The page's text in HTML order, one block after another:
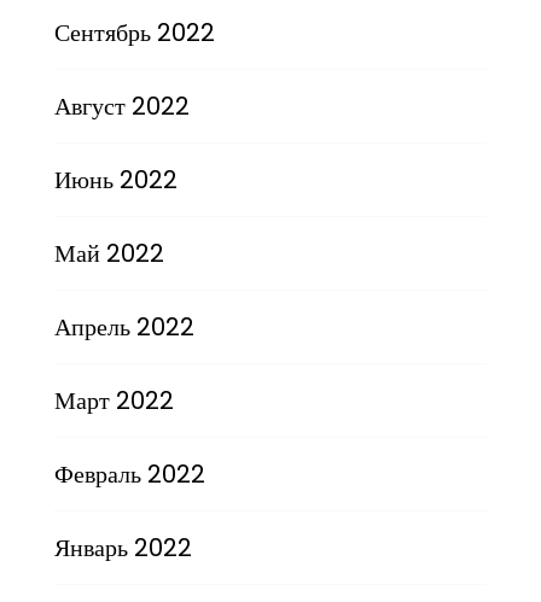
Сентябрь 2022
Август 2022
Июнь 2022
Май 2022
Апрель 2022
Март 2022
Февраль 2022
Январь 2022